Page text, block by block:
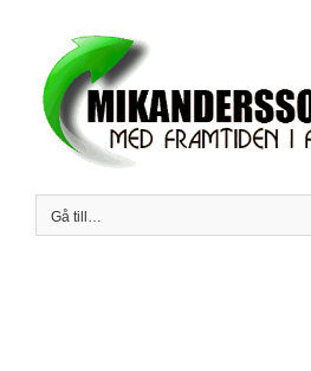
innehållet
Gå till…